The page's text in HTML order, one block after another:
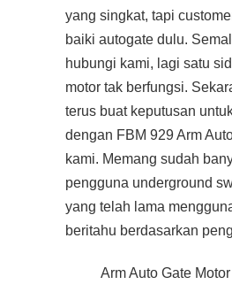
yang singkat, tapi
baiki autogate dulu.
hubungi kami, lagi satu
motor tak berfungsi.
terus buat keputusan
dengan FBM 929 Arm
kami. Memang sudah
pengguna underground
yang telah lama
beritahu berdasarkan
Arm Auto Gate Motor